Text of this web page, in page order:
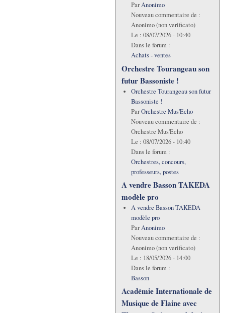
ParAnonimo
Nouveau commentaire de :
Anonimo (non verificato)
Le : 08/07/2026 - 10:40
Dans le forum :
Achats - ventes
Orchestre Tourangeau son
futur Bassoniste !
Orchestre Tourangeau son futur
Bassoniste !
ParOrchestre Mus'Echo
Nouveau commentaire de :
Orchestre Mus'Echo
Le : 08/07/2026 - 10:40
Dans le forum :
Orchestres, concours,
professeurs, postes
A vendre Basson TAKEDA
modèle pro
A vendre Basson TAKEDA
modèle pro
ParAnonimo
Nouveau commentaire de :
Anonimo (non verificato)
Le : 18/05/2026 - 14:00
Dans le forum :
Basson
Académie Internationale de
Musique de Flaine avec